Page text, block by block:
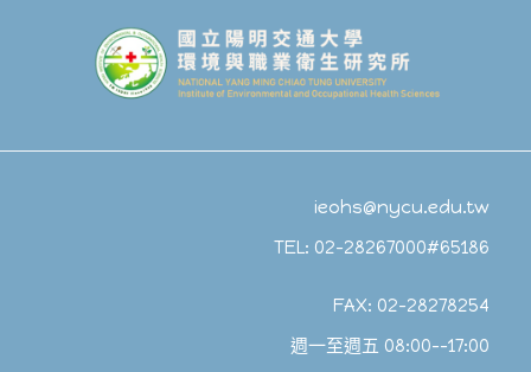
ieohs@nycu.edu.tw
TEL: 02-28267000#65186
FAX: 02-28278254
週一至週五 08:00--17:00